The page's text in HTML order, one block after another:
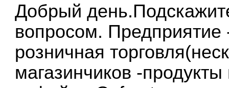
Добрый
вопросом. Предприятие
розничная
магазинчиков -